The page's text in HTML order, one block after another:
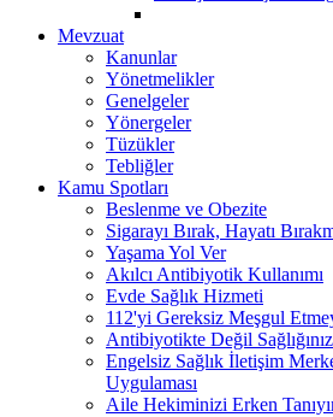
Mevzuat
Kanunlar
Yönetmelikler
Genelgeler
Yönergeler
Tüzükler
Tebliğler
Kamu Spotları
Beslenme ve Obezite
Sigarayı Bırak, Hayatı
Yaşama Yol Ver
Akılcı Antibiyotik Kullanımı
Evde Sağlık Hizmeti
112'yi Gereksiz Meşgul
Antibiyotikte Değil
Engelsiz Sağlık İletişim
Uygulaması
Aile Hekiminizi Erken